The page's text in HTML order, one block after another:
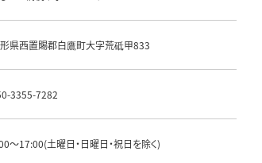
県西置賜郡白鷹町大字荒砥甲833
3355-7282
～17:00(土曜日・日曜日・祝日を除く)